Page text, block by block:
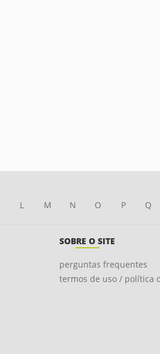
L M N O P Q
SOBRE O SITE
perguntas frequentes
termos de uso / política